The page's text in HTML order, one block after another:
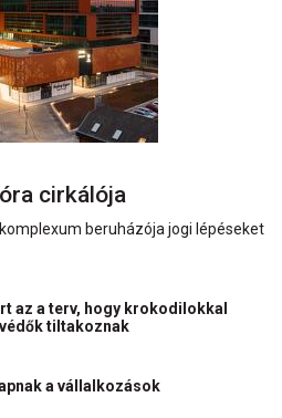
cirkálója
beruházója jogi lépéseket
az a terv, hogy krokodilokkal
tiltakoznak
a vállalkozások